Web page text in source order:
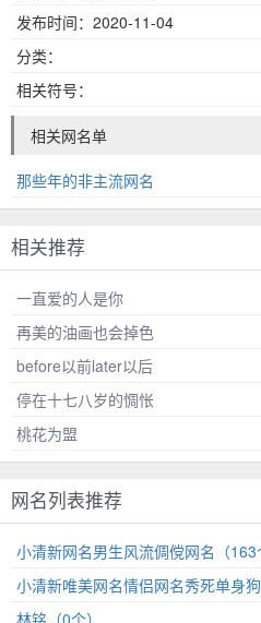
发布时间：2020-11-04
分类：
相关符号：
相关网名单
那些年的非主流网名
相关推荐
一直爱的人是你
再美的油画也会掉色
before以前later以后
停在十七八岁的惆怅
桃花为盟
网名列表推荐
小清新网名男生风流倜傥网名（163
小清新唯美网名情侣网名秀死单身狗
林铭（0个）